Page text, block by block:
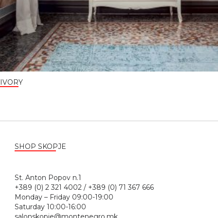
IVORY
SHOP SKOPJE
St. Anton Popov n.1
+389 (0) 2 321 4002 / +389 (0) 71 367 666
Monday – Friday 09:00-19:00
Saturday 10:00-16:00